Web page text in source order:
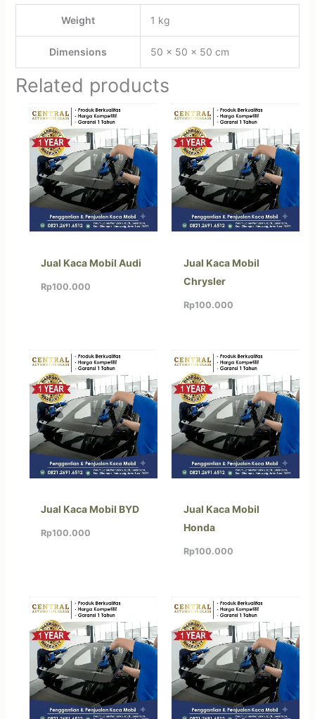
Weight 1 kg
Dimensions 50 × 50 × 50 cm
Related products
Jual Kaca Mobil Audi
Rp100.000
Jual Kaca Mobil
Chrysler
Rp100.000
Jual Kaca Mobil BYD
Rp100.000
Jual Kaca Mobil
Honda
Rp100.000